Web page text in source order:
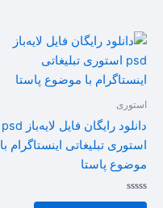
استوری
دانلود رایگان فایل لایه‌باز psd
استوری تبلیغاتی اینستاگرام با
موضوع پاستا
امتیاز